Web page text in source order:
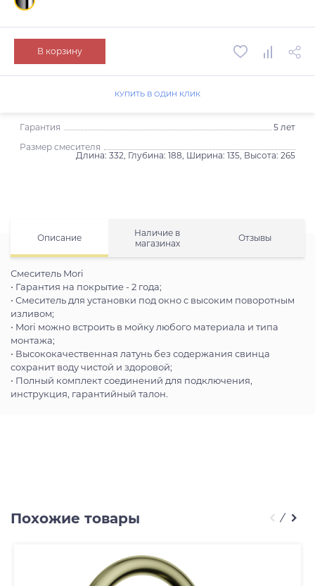
Гарантия
5 лет
Размер смесителя
Длина: 332, Глубина: 188, Ширина: 135, Высота: 265
Описание
Наличие в
магазинах
Отзывы
Смеситель Mori
• Гарантия на покрытие - 2 года;
• Cмеситель для установки под окно c высоким поворотным
изливом;
• Mori можно встроить в мойку любого материала и типа
монтажа;
• Высококачественная латунь без содержания свинца
сохранит воду чистой и здоровой;
• Полный комплект соединений для подключения,
инструкция, гарантийный талон.
В корзину
КУПИТЬ В ОДИН КЛИК
Похожие товары